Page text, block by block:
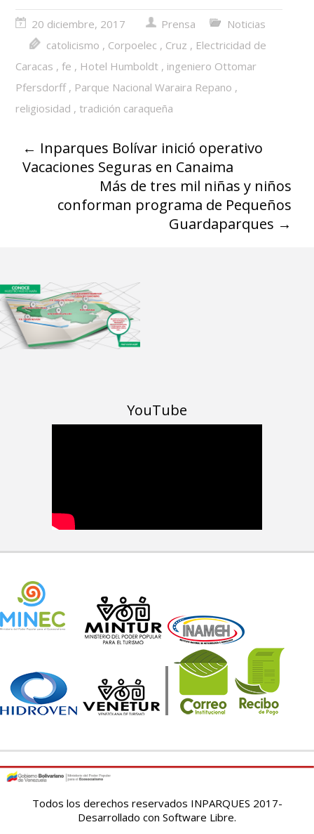
20 diciembre, 2017 Prensa
Noticias
catolicismo , Corpoelec , Cruz , Electricidad de
Caracas ,fe , Hotel Humboldt , ingeniero Ottomar
Pfersdorff, Parque Nacional Waraira Repano ,
religiosidad , tradición caraqueña
← Inparques Bolívar inició operativo
Vacaciones Seguras en Canaima
Más de tres mil niñas y niños
conforman programa de Pequeños
Guardaparques →
YouTube
Todos los derechos reservados INPARQUES 2017-
Desarrollado con Software Libre.